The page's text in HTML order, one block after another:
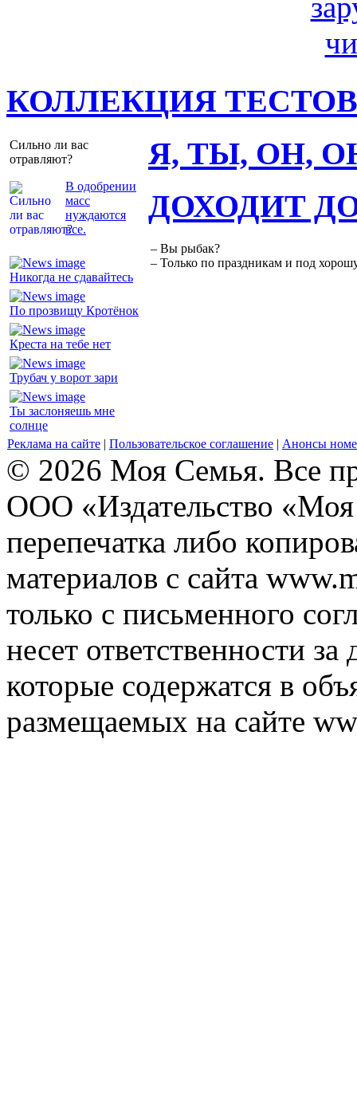
КОЛЛЕКЦИЯ ТЕСТОВ
Сильно ли вас
отравляют?
В одобрении
масс
нуждаются
все.
Я, ТЫ, ОН,
Никогда не сдавайтесь
По прозвищу Кротёнок
Креста на тебе нет
Трубач у ворот зари
Ты заслоняешь мне
солнце
ДОХОДИТ
– Вы рыбак?
– Только по праздникам и под
Реклама на сайте | Пользовательское соглашение | Анонсы
© 2026 Моя Семья. Все
ООО «Издательство
перепечатка либо
материалов с сайта
только с письменного
несет ответственности
которые содержатся в
размещаемых на сайте